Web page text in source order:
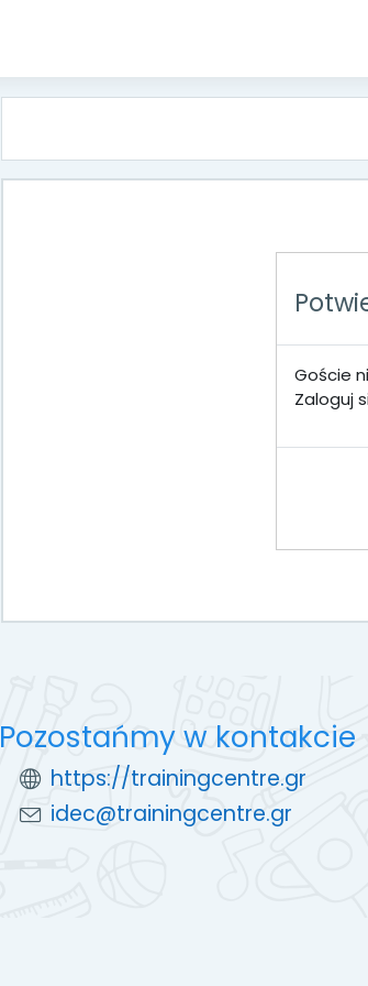
Goście
Zaloguj
Pozostańmy w kontakcie
https://trainingcentre.gr
idec@trainingcentre.gr